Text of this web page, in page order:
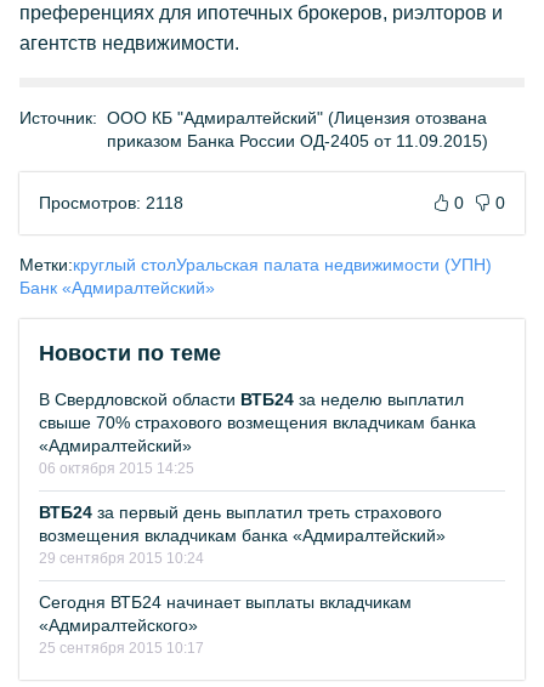
преференциях для ипотечных брокеров, риэлторов и
агентств недвижимости.
Источник: ООО КБ "Адмиралтейский" (Лицензия отозвана
приказом Банка России ОД-2405 от 11.09.2015)
Просмотров: 2118 0 0
Метки:круглый столУральская палата недвижимости (УПН)
Банк «Адмиралтейский»
Новости по теме
В Свердловской области ВТБ24 за неделю выплатил
свыше 70% страхового возмещения вкладчикам банка
«Адмиралтейский»
06 октября 2015 14:25
ВТБ24 за первый день выплатил треть страхового
возмещения вкладчикам банка «Адмиралтейский»
29 сентября 2015 10:24
Сегодня ВТБ24 начинает выплаты вкладчикам
«Адмиралтейского»
25 сентября 2015 10:17